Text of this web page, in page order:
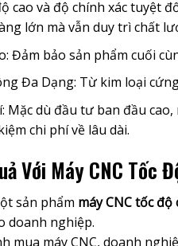
cao và độ chính xác tuyệt
lớn mà vẫn duy trì chất
Đảm bảo sản phẩm cuối
Đa Dạng: Từ kim loại
Mặc dù đầu tư ban đầu
chi phí về lâu dài.
Với Máy CNC Tốc
sản phẩm máy CNC tốc độ
doanh nghiệp.
mua máy CNC, doanh